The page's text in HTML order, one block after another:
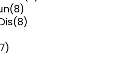
(8)
(8)